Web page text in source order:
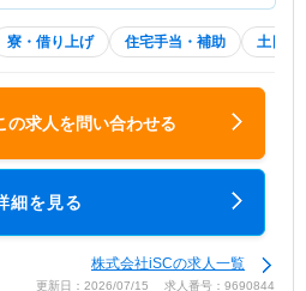
寮・借り上げ 住宅手当・補助 土日祝
の求人を問い合わせる
細を見る
株式会社iSCの求人一覧
更新日：2026/07/15 求人番号：9690844